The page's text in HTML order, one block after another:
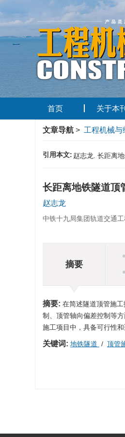
首页 关于本刊
文章导航 > 工程机械与
引用本文: 赵志龙. 长距离
长距离地铁隧道顶
赵志龙
中铁十九局集团轨道交通
摘要
摘要: 在简述隧道顶管施
制、顶管轴向偏差控制等
施工项目中，具备可行性
关键词: 地铁隧道 / 顶管